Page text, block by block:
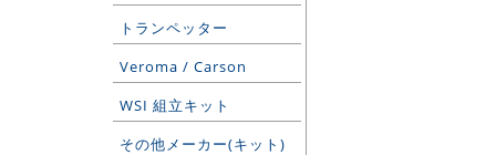
トランペッター
Veroma / Carson
WSI 組立キット
その他メーカー(キット)